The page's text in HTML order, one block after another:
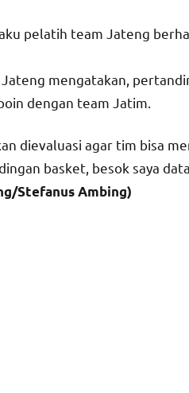
pelatih team Jateng
mengatakan,
dengan team Jatim.
dievaluasi agar tim bisa
basket, besok saya
Stefanus Ambing)